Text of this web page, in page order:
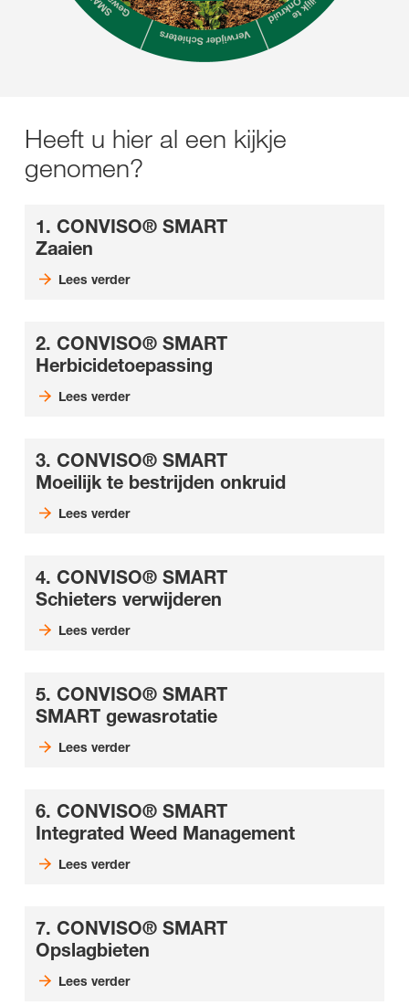
Heeft u hier al een kijkje
genomen?
1. CONVISO® SMART
Zaaien
Lees verder
2. CONVISO® SMART
Herbicidetoepassing
Lees verder
3. CONVISO® SMART
Moeilijk te bestrijden onkruid
Lees verder
4. CONVISO® SMART
Schieters verwijderen
Lees verder
5. CONVISO® SMART
SMART gewasrotatie
Lees verder
6. CONVISO® SMART
Integrated Weed Management
Lees verder
7. CONVISO® SMART
Opslagbieten
Lees verder